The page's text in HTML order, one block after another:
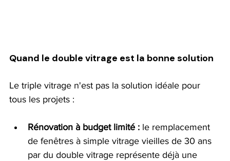
Quand le double vitrage est la bonne solution
Le triple vitrage n'est pas la solution idéale pour
tous les projets :
Rénovation à budget limité : le remplacement
de fenêtres à simple vitrage vieilles de 30 ans
par du double vitrage représente déjà une